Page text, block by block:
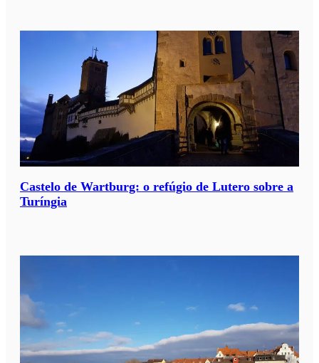
Castelo de Wartburg: o refúgio de Lutero sobre a
Turíngia